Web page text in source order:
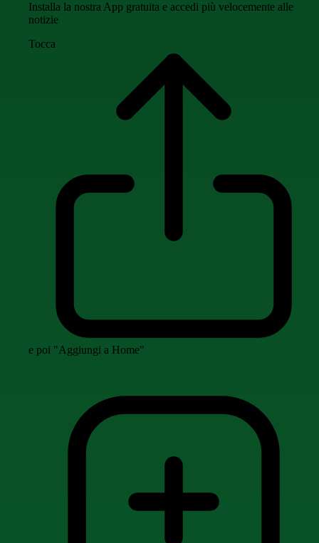
Installa la nostra App gratuita e accedi più velocemente alle
notizie
Tocca
e poi "Aggiungi a Home"